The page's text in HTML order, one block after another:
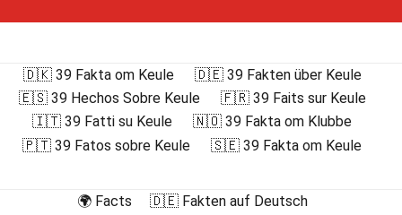
🇩🇰 39 Fakta om Keule
🇩🇪 39 Fakten über Keule
🇪🇸 39 Hechos Sobre Keule
🇫🇷 39 Faits sur Keule
🇮🇹 39 Fatti su Keule
🇳🇴 39 Fakta om Klubbe
🇵🇹 39 Fatos sobre Keule
🇸🇪 39 Fakta om Keule
🌍 Facts
🇩🇪 Fakten auf Deutsch